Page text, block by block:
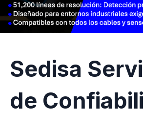
Sedisa
de